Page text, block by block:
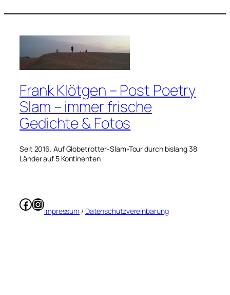
Frank Klötgen – Post Poetry
Slam – immer frische
Gedichte & Fotos
Seit 2016. Auf Globetrotter-Slam-Tour durch bislang 38
Länder auf 5 Kontinenten
Facebook
Instagram
Impressum / Datenschutzvereinbarung